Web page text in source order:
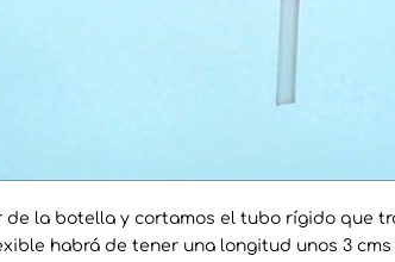
de la botella y cortamos el tubo rígido que
habrá de tener una longitud unos 3